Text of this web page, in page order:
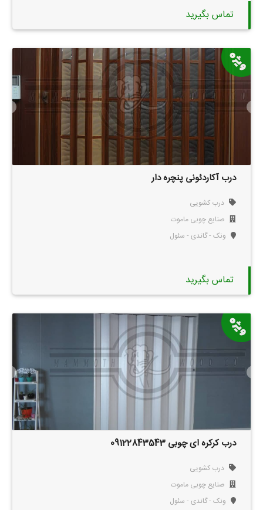
تماس بگیرید
درب آکاردئونی پنچره دار
درب کشویی
صنایع چوبی ماموت
ونک - گاندی - سئول
تماس بگیرید
درب کرکره ای چوبی 09122843543
درب کشویی
صنایع چوبی ماموت
ونک - گاندی - سئول